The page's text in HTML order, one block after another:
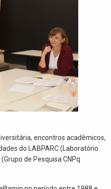
encontros acadêmicos,
do LABPARC (Laboratório
de Pesquisa CNPq